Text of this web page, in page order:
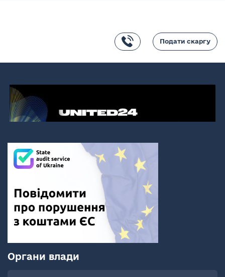
Подати скаргу
Органи влади